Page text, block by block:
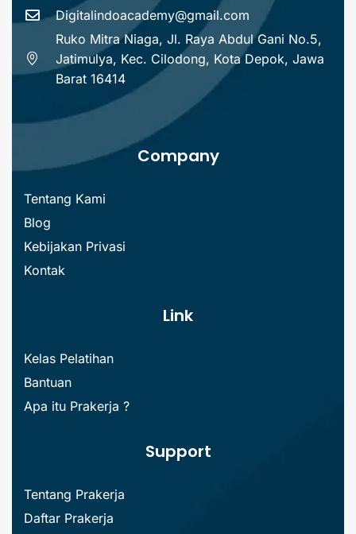
Digitalindoacademy@gmail.com
Ruko Mitra Niaga, Jl. Raya Abdul Gani No.5,
Jatimulya, Kec. Cilodong, Kota Depok, Jawa
Barat 16414
Company
Tentang Kami
Blog
Kebijakan Privasi
Kontak
Link
Kelas Pelatihan
Bantuan
Apa itu Prakerja ?
Support
Tentang Prakerja
Daftar Prakerja